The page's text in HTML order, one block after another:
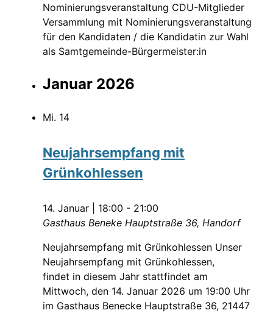
Nominierungsveranstaltung CDU-Mitglieder
Versammlung mit Nominierungsveranstaltung
für den Kandidaten / die Kandidatin zur Wahl
als Samtgemeinde-Bürgermeister:in
Januar 2026
Mi. 14
Neujahrsempfang mit
Grünkohlessen
14. Januar | 18:00 - 21:00
Gasthaus Beneke Hauptstraße 36, Handorf
Neujahrsempfang mit Grünkohlessen Unser
Neujahrsempfang mit Grünkohlessen,
findet in diesem Jahr stattfindet am
Mittwoch, den 14. Januar 2026 um 19:00 Uhr
im Gasthaus Benecke Hauptstraße 36, 21447